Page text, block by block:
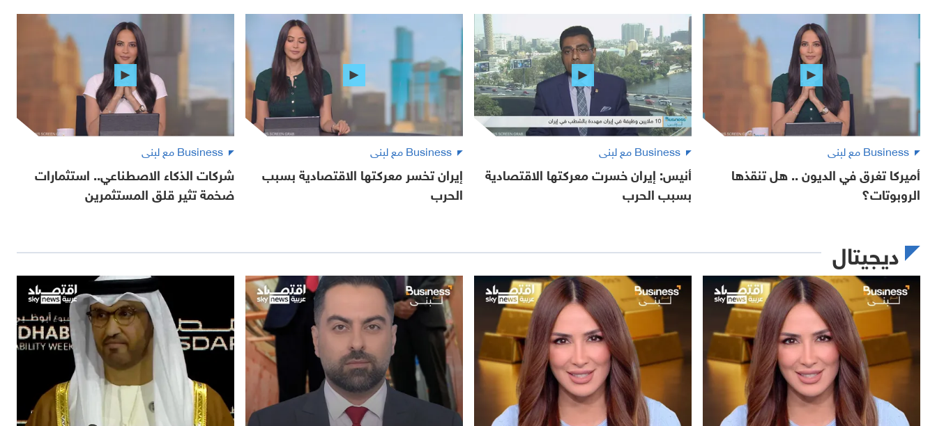
Business مع لبنى
أميركا تغرق في الديون .. هل تنقذها
الروبوتات؟
Business مع لبنى
أنيس: إيران خسرت معركتها الاقتصادية
بسبب الحرب
Business مع لبنى
إيران تخسر معركتها الاقتصادية بسبب
الحرب
Business مع لبنى
شركات الذكاء الاصطناعي.. استثمارات
ضخمة تثير قلق المستثمرين
ديجيتال